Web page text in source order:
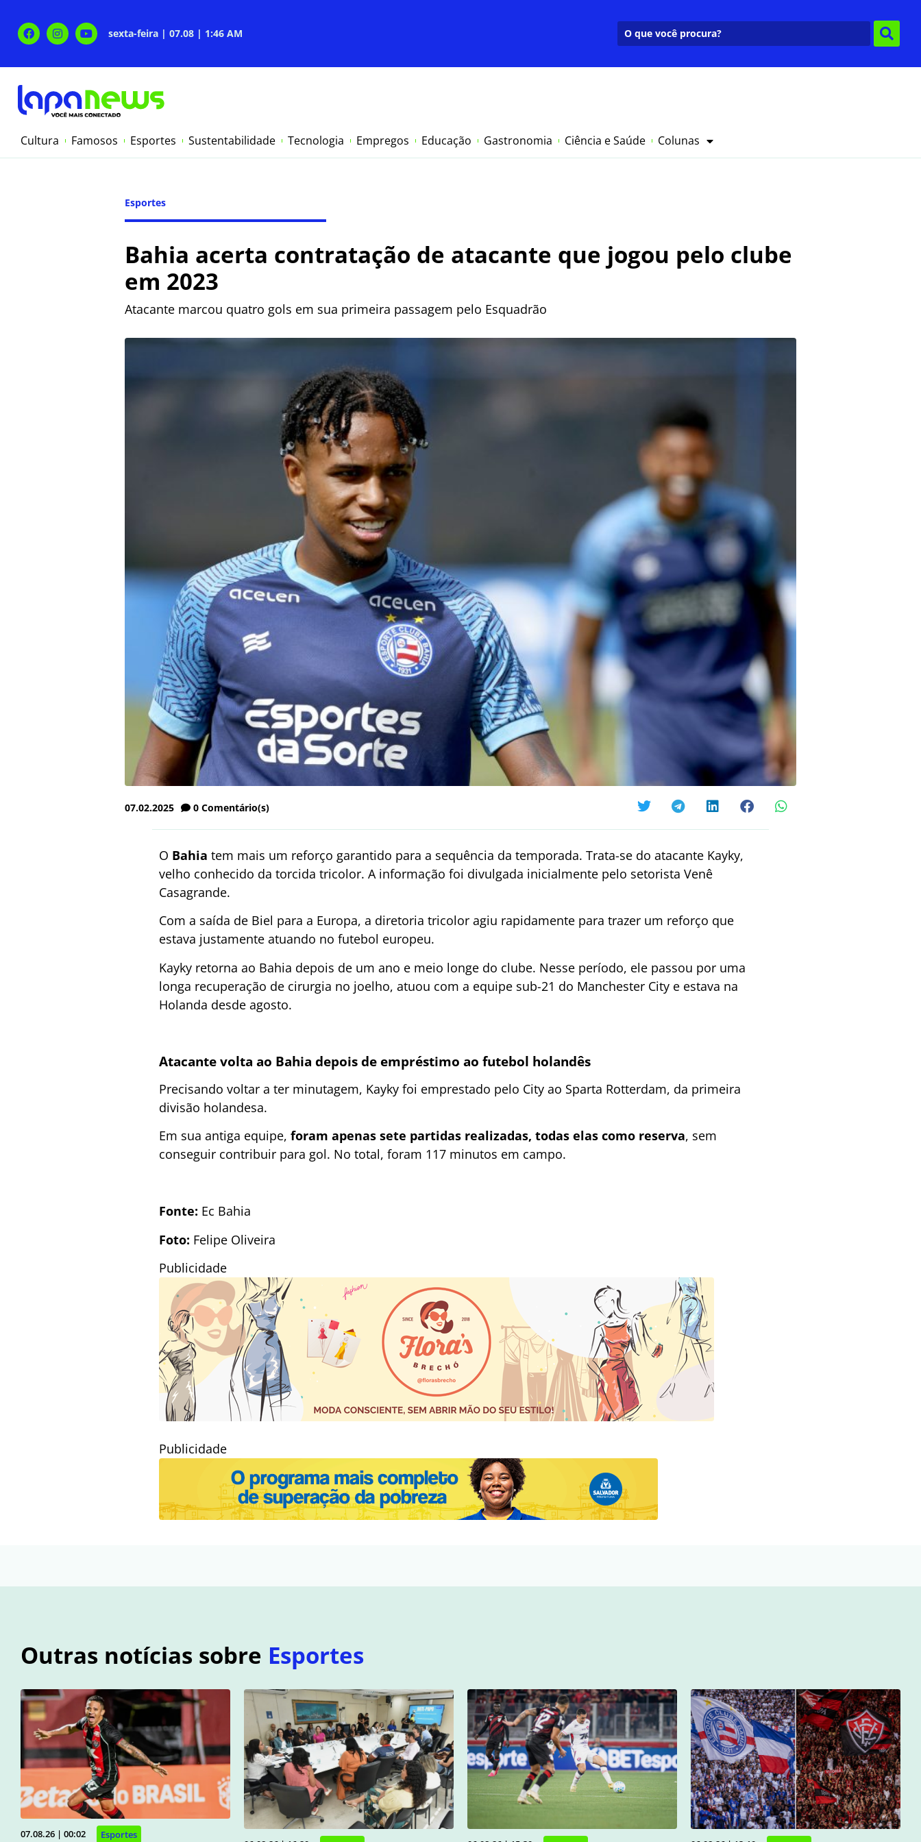
sexta-feira | 07.08 | 1:46 AM
Cultura Famosos Esportes Sustentabilidade Tecnologia Empregos Educação Gastronomia Ciência e Saúde Colunas
Esportes
Bahia acerta contratação de atacante que jogou pelo clube
em 2023
Atacante marcou quatro gols em sua primeira passagem pelo Esquadrão
07.02.2025 0 Comentário(s)
O Bahia tem mais um reforço garantido para a sequência da temporada. Trata-se do atacante Kayky,
velho conhecido da torcida tricolor. A informação foi divulgada inicialmente pelo setorista Venê
Casagrande.
Com a saída de Biel para a Europa, a diretoria tricolor agiu rapidamente para trazer um reforço que
estava justamente atuando no futebol europeu.
Kayky retorna ao Bahia depois de um ano e meio longe do clube. Nesse período, ele passou por uma
longa recuperação de cirurgia no joelho, atuou com a equipe sub-21 do Manchester City e estava na
Holanda desde agosto.
Atacante volta ao Bahia depois de empréstimo ao futebol holandês
Precisando voltar a ter minutagem, Kayky foi emprestado pelo City ao Sparta Rotterdam, da primeira
divisão holandesa.
Em sua antiga equipe, foram apenas sete partidas realizadas, todas elas como reserva, sem
conseguir contribuir para gol. No total, foram 117 minutos em campo.
Fonte: Ec Bahia
Foto: Felipe Oliveira
Publicidade
Publicidade
Outras notícias sobre Esportes
07.08.26 | 00:02 Esportes